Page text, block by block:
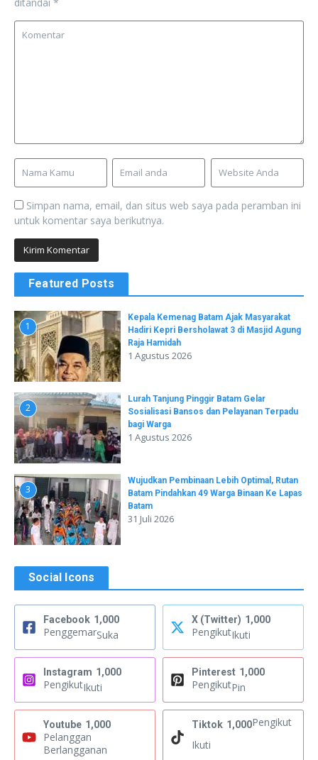
ditandai *
Simpan nama, email, dan situs web saya pada peramban ini
untuk komentar saya berikutnya.
Featured Posts
1
Kepala Kemenag Batam Ajak Masyarakat
Hadiri Kepri Bersholawat 3 di Masjid Agung
Raja Hamidah
1 Agustus 2026
2
Lurah Tanjung Pinggir Batam Gelar
Sosialisasi Bansos dan Pelayanan Terpadu
bagi Warga
1 Agustus 2026
3
Wujudkan Pembinaan Lebih Optimal, Rutan
Batam Pindahkan 49 Warga Binaan Ke Lapas
Batam
31 Juli 2026
Social Icons
Facebook 1,000
PenggemarSuka
X (Twitter) 1,000
PengikutIkuti
Instagram 1,000
PengikutIkuti
Pinterest 1,000
PengikutPin
Youtube 1,000
Pelanggan
Berlangganan
Tiktok 1,000Pengikut
Ikuti